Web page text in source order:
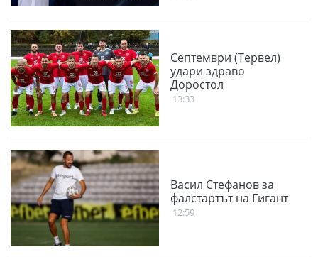
Септември (Тервел)
удари здраво
Доростол
13:33
Васил Стефанов за
фалстартът на Гигант
12:59